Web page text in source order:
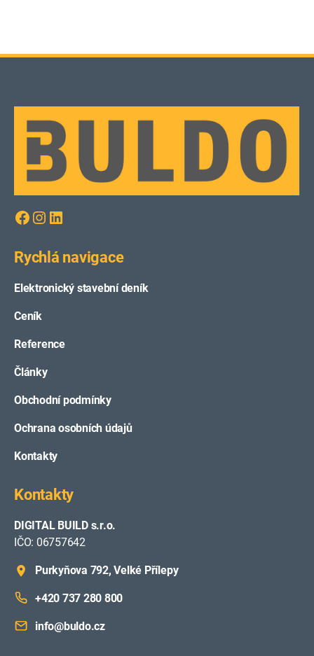
Facebook
Instagram
LinkedIn
Rychlá navigace
Elektronický stavební deník
Ceník
Reference
Články
Obchodní podmínky
Ochrana osobních údajů
Kontakty
Kontakty
DIGITAL BUILD s.r.o.
IČO: 06757642
Purkyňova 792, Velké Přílepy
+420 737 280 800
info@buldo.cz